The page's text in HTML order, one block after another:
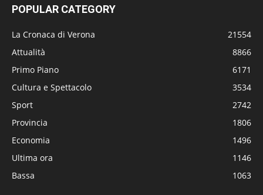
POPULAR CATEGORY
La Cronaca di Verona
21554
Attualità
8866
Primo Piano
6171
Cultura e Spettacolo
3534
Sport
2742
Provincia
1806
Economia
1496
Ultima ora
1146
Bassa
1063